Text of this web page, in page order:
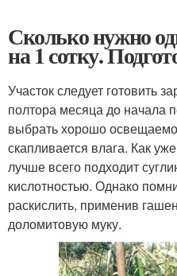
Сколько нужно
на 1 сотку.
Участок следует готовить
полтора месяца до начала
выбрать хорошо
скапливается влага. Как
лучше всего подходит
кислотностью. Однако
раскислить, применив
доломитовую муку.